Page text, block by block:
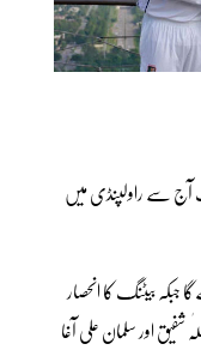
آج سے راولپنڈی میں
بیٹنگ کا انحصار
شفیق اور سلمان علی آغا